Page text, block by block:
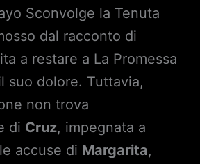
Sconvolge la Tenuta
dal racconto di
a restare a La Promessa
suo dolore. Tuttavia,
non trova
di Cruz, impegnata a
accuse di Margarita,